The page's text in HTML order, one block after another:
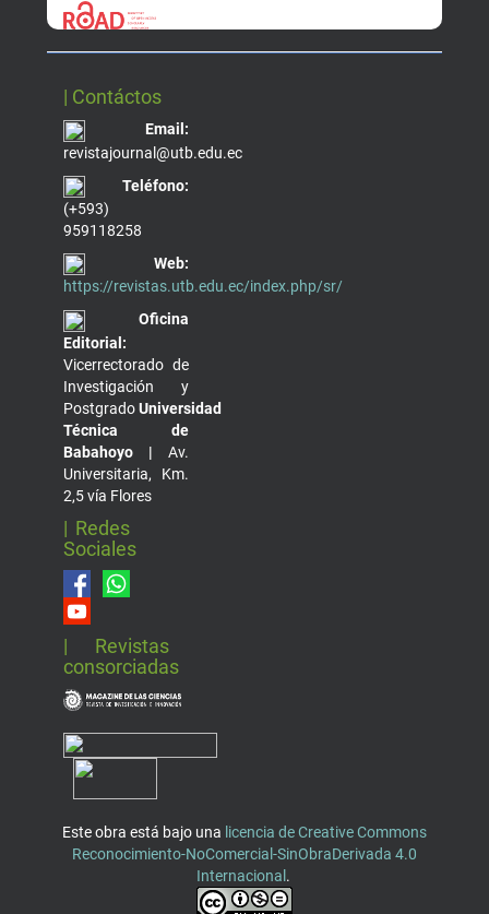
| Contáctos
Email:
revistajournal@utb.edu.ec
Teléfono:
(+593)
959118258
Web:
https://revistas.utb.edu.ec/index.php/sr/
Oficina
Editorial:
Vicerrectorado de
Investigación y
PostgradoUniversidad
Técnica de
Babahoyo | Av.
Universitaria, Km.
2,5 vía Flores
| Redes
Sociales
| Revistas
consorciadas
Este obra está bajo una licencia de Creative Commons
Reconocimiento-NoComercial-SinObraDerivada 4.0
Internacional .